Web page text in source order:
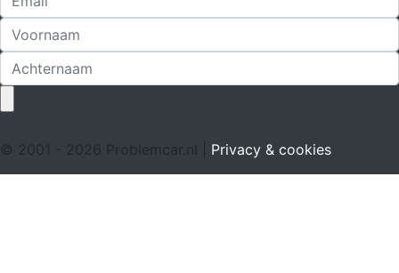
© 2001 - 2026 Problemcar.nl | Privacy & cookies